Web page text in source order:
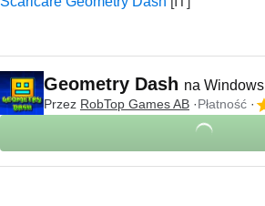
Geometry Dash na Windows
Przez RobTop Games AB Płatność